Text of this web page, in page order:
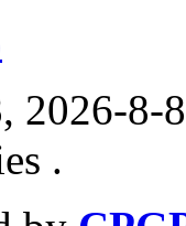
2026-8-
.